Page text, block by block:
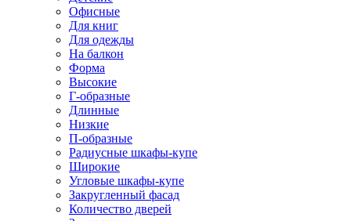
Офисные
Для книг
Для одежды
На балкон
Форма
Высокие
Г-образные
Длинные
Низкие
П-образные
Радиусные шкафы-купе
Широкие
Угловые шкафы-купе
Закругленный фасад
Количество дверей